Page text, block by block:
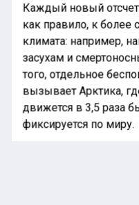
Каждый новый
как правило, к
климата: например,
засухам и
того, отдельное
вызывает Арктика,
движется в 3,5 раза
фиксируется по миру.